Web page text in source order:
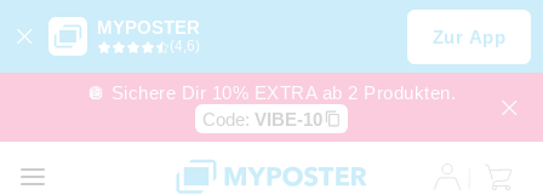
MYPOSTER
(4,6) Zur App
🪩 Sichere Dir 10% EXTRA ab 2 Produkten.
Code: VIBE-10